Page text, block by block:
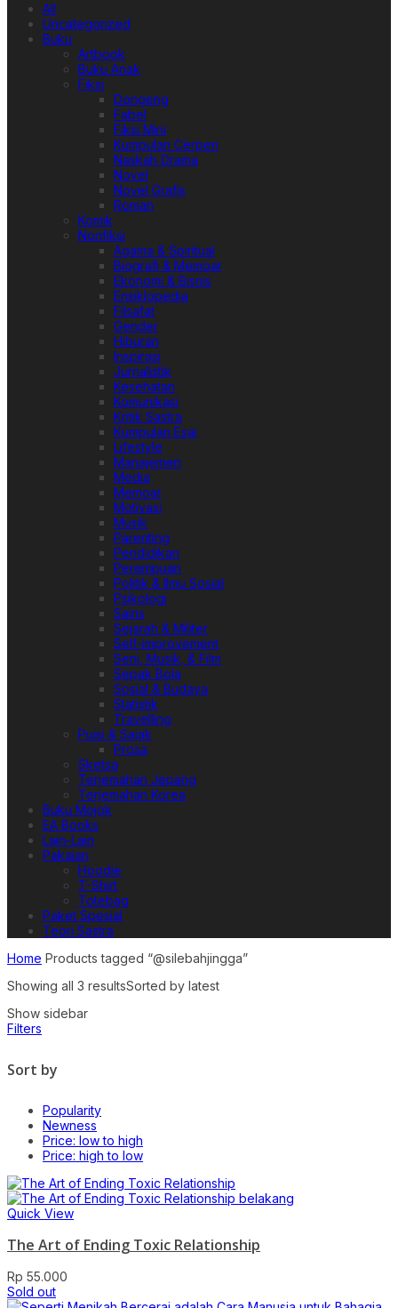
All
Uncategorized
Buku
Artbook
Buku Anak
Fiksi
Dongeng
Fabel
Fiksi Mini
Kumpulan Cerpen
Naskah Drama
Novel
Novel Grafis
Roman
Komik
Nonfiksi
Agama & Spiritual
Biografi & Memoar
Ekonomi & Bisnis
Ensiklopedia
Filsafat
Gender
Hiburan
Inspirasi
Jurnalistik
Kesehatan
Komunikasi
Kritik Sastra
Kumpulan Esai
Lifestyle
Manajemen
Media
Memoar
Motivasi
Musik
Parenting
Pendidikan
Perempuan
Politik & Ilmu Sosial
Psikologi
Sains
Sejarah & Militer
Self-improvement
Seni, Musik, & Film
Sepak Bola
Sosial & Budaya
Statistik
Travelling
Puisi & Sajak
Prosa
Sketsa
Terjemahan Jepang
Terjemahan Korea
Buku Mojok
EA Books
Lain-Lain
Pakaian
Hoodie
T-Shirt
Totebag
Paket Spesial
Teori Sastra
Home Products tagged “@silebahjingga”
Showing all 3 resultsSorted by latest
Show sidebar
Filters
Sort by
Popularity
Newness
Price: low to high
Price: high to low
Quick View
The Art of Ending Toxic Relationship
Rp 55.000
Sold out